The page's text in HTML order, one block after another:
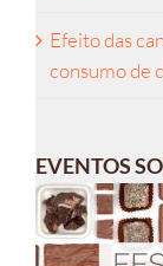
Efeito das
consumo de
EVENTOS